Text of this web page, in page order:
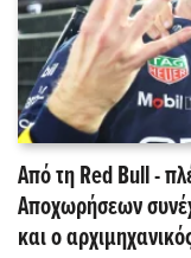
Από τη Red Bull -
Αποχωρήσεων
και ο